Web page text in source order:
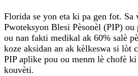
Florida se yon eta ki pa gen fot.
Pwoteksyon Blesi Pèsonèl (PIP) ou
ou nan fakti medikal ak 60% salè
koze aksidan an ak kèlkeswa si lòt
PIP aplike pou ou menm lè chofè
kouvèti.